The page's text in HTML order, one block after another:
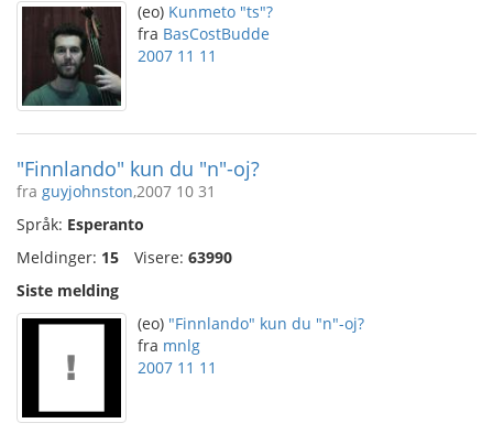
(eo) Kunmeto "ts"?
fra BasCostBudde
2007 11 11
"Finnlando" kun du "n"-oj?
fra guyjohnston,2007 10 31
Språk: Esperanto
Meldinger: 15 Visere: 63990
Siste melding
(eo) "Finnlando" kun du "n"-oj?
fra mnlg
2007 11 11